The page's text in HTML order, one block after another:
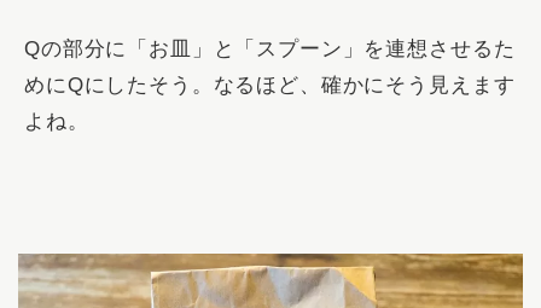
Qの部分に「お皿」と「スプーン」を連想させるた
めにQにしたそう。 なるほど、確かにそう見えます
よね。